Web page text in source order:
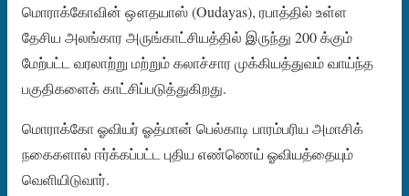
மொராக்கோவின் ஔதயாஸ் (Oudayas), ரபாத்தில் உள்ள
தேசிய அலங்கார அருங்காட்சியத்தில் இருந்து 200 க்கும்
மேற்பட்ட வரலாற்று மற்றும் கலாச்சார முக்கியத்துவம் வாய்ந்த
பகுதிகளைக் காட்சிப்படுத்துகிறது.
மொராக்கோ ஓவியர் ஓத்மான் பெல்காடி பாரம்பரிய அமாசிக்
நகைகளால் ஈர்க்கப்பட்ட புதிய எண்ணெய் ஓவியத்தையும்
வெளியிடுவார்.